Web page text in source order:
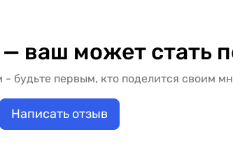
ваш может стать
будьте первым, кто поделится своим
Написать отзыв